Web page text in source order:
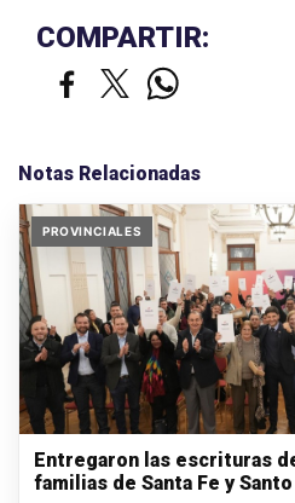
COMPARTIR:
Notas Relacionadas
PROVINCIALES
Entregaron las escrituras
familias de Santa Fe y